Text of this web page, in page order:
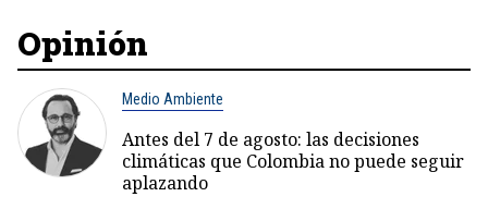
Opinión
Medio Ambiente
Antes del 7 de agosto: las decisiones
climáticas que Colombia no puede seguir
aplazando